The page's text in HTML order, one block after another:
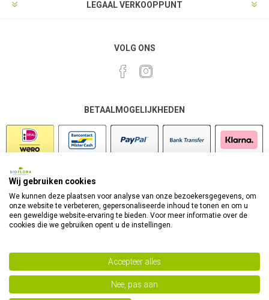
LEGAAL VERKOOPPUNT
VOLG ONS
BETAALMOGELIJKHEDEN
Powered bynopCommerce
Wij gebruiken cookies
We kunnen deze plaatsen voor analyse van onze bezoekersgegevens, om
onze website te verbeteren, gepersonaliseerde inhoud te tonen en om u
een geweldige website-ervaring te bieden. Voor meer informatie over de
cookies die we gebruiken opent u de instellingen.
Accepteer alles
Nee, pas aan